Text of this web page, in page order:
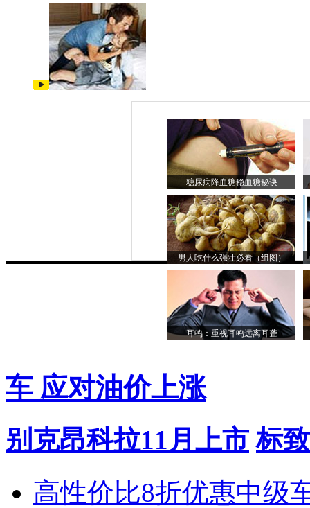
糖尿病降血糖稳血糖秘诀
男人吃什么强壮必看（组图）
耳鸣：重视耳鸣远离耳聋
车 应对油价上涨
别克昂科拉11月上市 标
高性价比8折优惠中级